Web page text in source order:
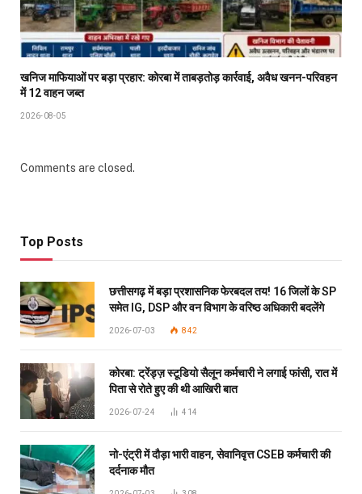
खनिज माफियाओं पर बड़ा प्रहार: कोरबा में ताबड़तोड़ कार्रवाई, अवैध खनन-परिवहन
में 12 वाहन जब्त
2026-08-05
Comments are closed.
Top Posts
छत्तीसगढ़ में बड़ा प्रशासनिक फेरबदल तय! 16 जिलों के SP
समेत IG, DSP और वन विभाग के वरिष्ठ अधिकारी बदलेंगे
2026-07-03 842
कोरबा: ट्रेंड्ज़ स्टूडियो सैलून कर्मचारी ने लगाई फांसी, रात में
पिता से रोते हुए की थी आखिरी बात
2026-07-24 414
नो-एंट्री में दौड़ा भारी वाहन, सेवानिवृत्त CSEB कर्मचारी की
दर्दनाक मौत